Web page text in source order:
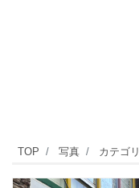
TOP 写真 カテゴリ